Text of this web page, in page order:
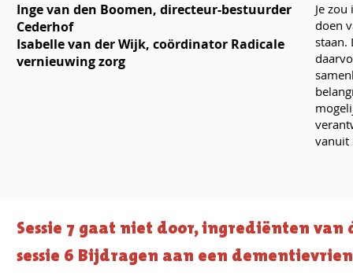
Inge van den Boomen, directeur-bestuurder
Cederhof
Isabelle van der Wijk, coördinator Radicale
vernieuwing zorg
Je
doen
staan.
vanuit
Sessie 7 gaat niet door, ingrediënten van
sessie 6 Bijdragen aan een